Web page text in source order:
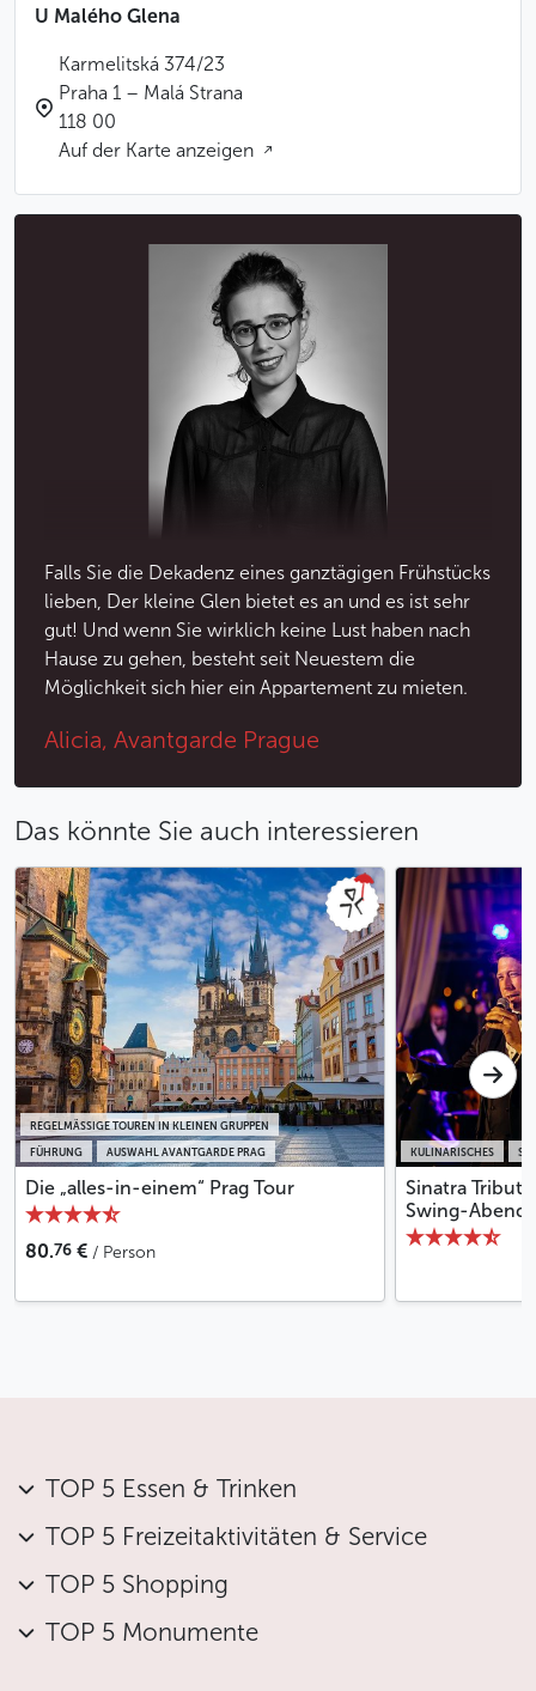
U Malého Glena
Karmelitská 374/23
Praha 1 – Malá Strana
118 00
Auf der Karte anzeigen
Falls Sie die Dekadenz eines ganztägigen Frühstücks
lieben, Der kleine Glen bietet es an und es ist sehr
gut! Und wenn Sie wirklich keine Lust haben nach
Hause zu gehen, besteht seit Neuestem die
Möglichkeit sich hier ein Appartement zu mieten.
Alicia, Avantgarde Prague
Das könnte Sie auch interessieren
FÜHRUNG AUSWAHL AVANTGARDE PRAG
REGELMÄSSIGE TOUREN IN KLEINEN GRUPPEN
Die „alles-in-einem“ Prag Tour
80.76 € / Person
KULINARISCHES
Sinatra
Swing-Abend
TOP 5 Essen & Trinken
TOP 5 Freizeitaktivitäten & Service
TOP 5 Shopping
TOP 5 Monumente